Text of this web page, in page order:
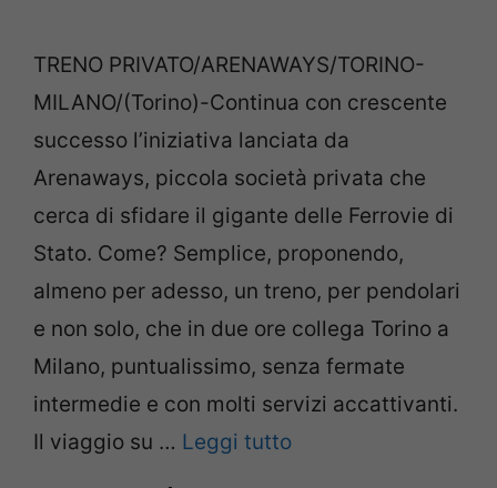
TRENO PRIVATO/ARENAWAYS/TORINO-
MILANO/(Torino)-Continua con crescente
successo l’iniziativa lanciata da
Arenaways, piccola società privata che
cerca di sfidare il gigante delle Ferrovie di
Stato. Come? Semplice, proponendo,
almeno per adesso, un treno, per pendolari
e non solo, che in due ore collega Torino a
Milano, puntualissimo, senza fermate
intermedie e con molti servizi accattivanti.
Il viaggio su … Leggi tutto